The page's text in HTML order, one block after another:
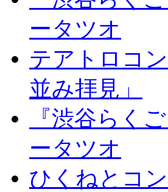
ータツオ
テアトロコ
並み拝見」
『渋谷らく
ータツオ
ひくねとコ